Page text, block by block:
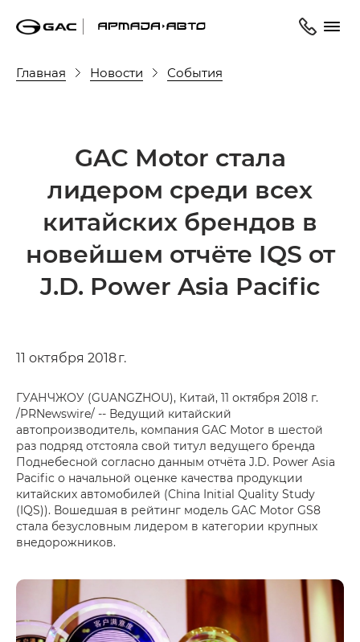
Главная Новости События
GAC Motor cтала
лидером среди всех
китайских брендов в
новейшем отчёте IQS от
J.D. Power Asia Pacific
11 октября 2018 г.
ГУАНЧЖОУ (GUANGZHOU), Китай, 11 октября 2018 г.
/PRNewswire/ -- Ведущий китайский
автопроизводитель, компания GAC Motor в шестой
раз подряд отстояла свой титул ведущего бренда
Поднебесной согласно данным отчёта J.D. Power Asia
Pacific о начальной оценке качества продукции
китайских автомобилей (China Initial Quality Study
(IQS)). Вошедшая в рейтинг модель GAC Motor GS8
стала безусловным лидером в категории крупных
внедорожников.